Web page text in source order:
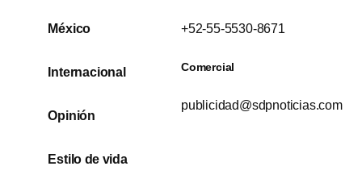
México
Internacional
Opinión
Estilo de vida
+52-55-5530-8671
Comercial
publicidad@sdpnoticias.com